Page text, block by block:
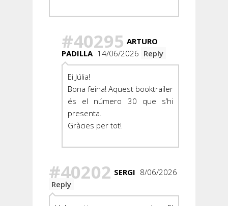
#40295 ARTURO
PADILLA 14/06/2026 Reply
Ei Júlia!
Bona feina! Aquest booktrailer
és el número 30 que s’hi
presenta.
Gràcies per tot!
#40202 SERGI 8/06/2026
Reply